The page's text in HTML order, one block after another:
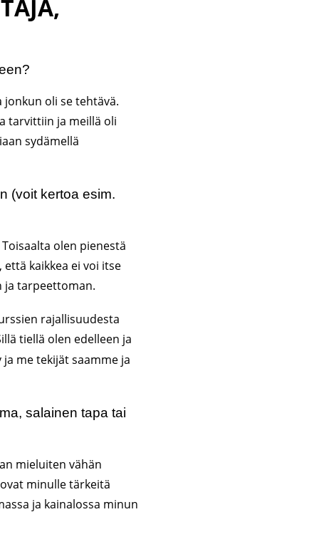
jonkun oli se tehtävä.
tarvittiin ja meillä oli
sydämellä
(voit kertoa esim.
olen pienestä
kaikkea ei voi itse
ja tarpeettoman.
rajallisuudesta
tiellä olen edelleen ja
me tekijät saamme ja
salainen tapa tai
mieluiten vähän
minulle tärkeitä
ja kainalossa minun